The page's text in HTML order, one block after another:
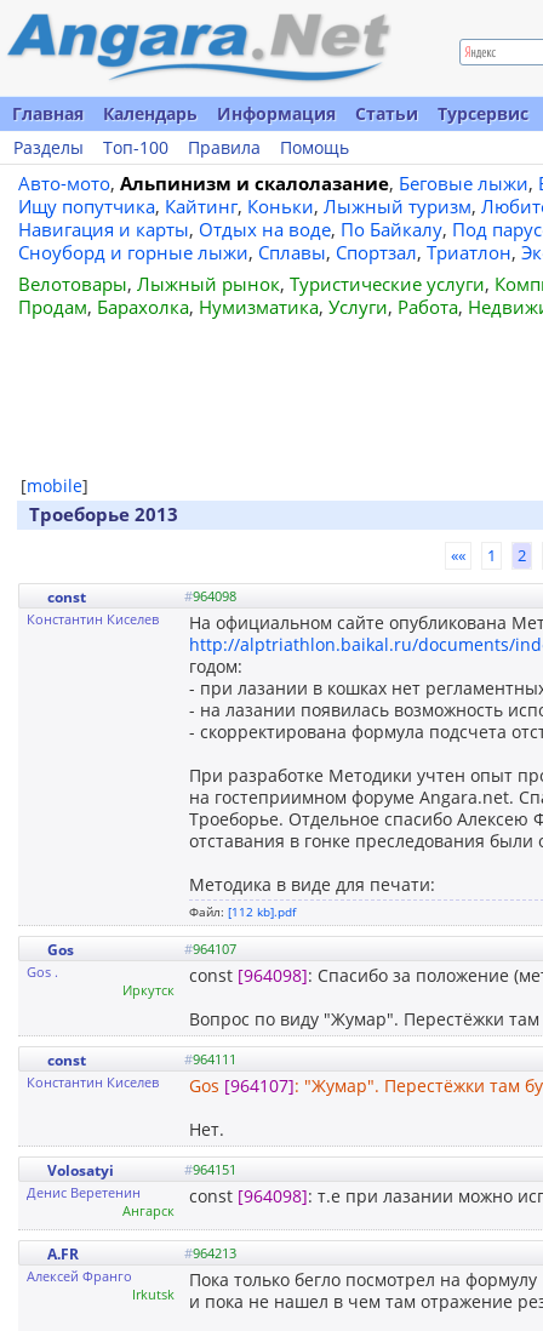
Главная Календарь Информация Статьи
Турсервис
Разделы
Топ-100 Правила Помощь
Авто-мото, Альпинизм и скалолазание, Беговые лыжи,
Ищу попутчика, Кайтинг, Коньки, Лыжный туризм,
Навигация и карты, Отдых на воде, По Байкалу, Под
Сноуборд и горные лыжи, Сплавы, Спортзал, Триатлон,
Велотовары, Лыжный рынок, Туристические услуги,
Продам, Барахолка, Нумизматика, Услуги, Работа,
[mobile]
Троеборье 2013
«« 1 2
const #964098
Константин Киселев
На официальном сайте опубликована
http://alptriathlon.baikal.ru/documents/
годом:
- при лазании в кошках нет
- на лазании появилась возможность
- скорректирована формула подсчета
При разработке Методики учтен опыт
на гостеприимном форуме Angara.net.
Троеборье. Отдельное спасибо
отставания в гонке преследования
Методика в виде для печати:
Файл: [112 kb].pdf
Gos #964107
Gos .
Иркутск
const [964098]: Спасибо за положение
Вопрос по виду "Жумар". Перестёжки там
const #964111
Константин Киселев
Gos [964107]: "Жумар". Перестёжки там
Нет.
Volosatyi #964151
Денис Веретенин
Ангарск
const [964098]: т.е при лазании можно
A.FR #964213
Алексей Франго
Irkutsk
Пока только бегло посмотрел на формулу
и пока не нашел в чем там отражение